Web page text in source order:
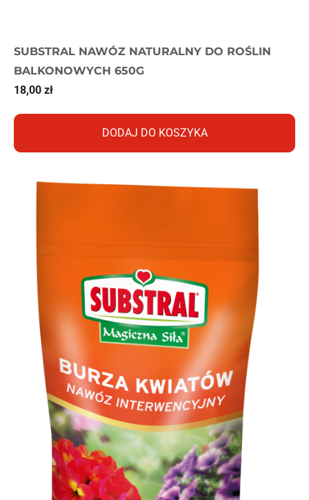
SUBSTRAL NAWÓZ NATURALNY DO ROŚLIN
BALKONOWYCH 650G
18,00 zł
DODAJ DO KOSZYKA